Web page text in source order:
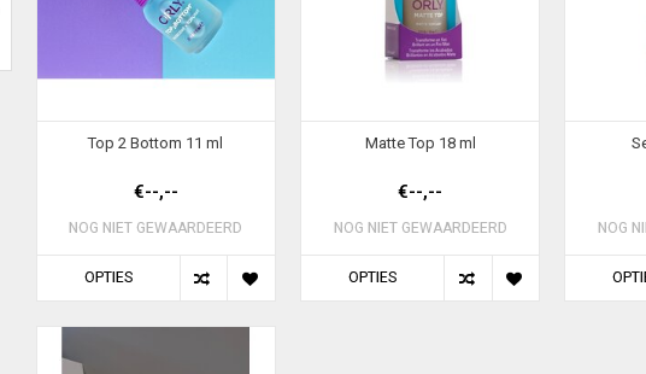
Top 2 Bottom 11 ml
€--,--
NOG NIET GEWAARDEERD
OPTIES
Matte Top 18 ml
€--,--
NOG NIET GEWAARDEERD
OPTIES
NOG